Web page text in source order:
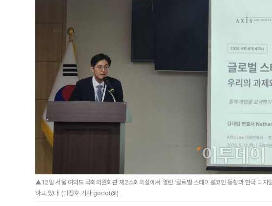
▲12일 서울 여의도 국회의원회관 제2소회의실에서 열린 '글로벌 스테이블코인 동향과 한국 디
하고 있다. (박정호 기자 godot@)